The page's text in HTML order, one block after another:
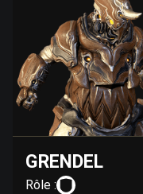
GRENDEL
Rôle :